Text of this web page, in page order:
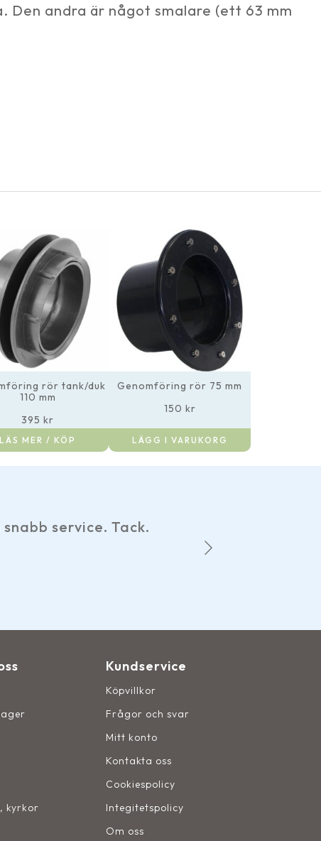
Den andra är något smalare (ett 63 mm
rör tank/duk
110 mm
395 kr
LÄS MER / KÖP
Genomföring rör 75 mm
150 kr
LÄGG I VARUKORG
Det märks att
kyrkor
Kundservice
Köpvillkor
Frågor och svar
Mitt konto
Kontakta oss
Cookiespolicy
Integitetspolicy
Om oss